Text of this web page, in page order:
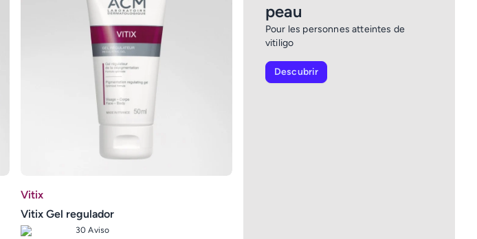
peau
Pour les personnes atteintes de
vitiligo
Descubrir
Vitix
Vitix Gel regulador
30 Aviso